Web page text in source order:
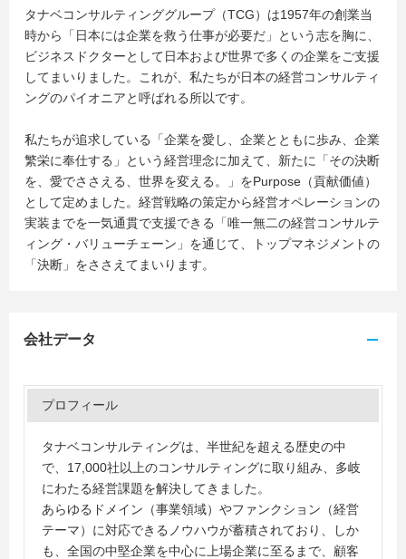
タナベコンサルティンググループ（TCG）は1957年の創業当
時から「日本には企業を救う仕事が必要だ」という志を胸に、
ビジネスドクターとして日本および世界で多くの企業をご支援
してまいりました。これが、私たちが日本の経営コンサルティ
ングのパイオニアと呼ばれる所以です。
私たちが追求している「企業を愛し、企業とともに歩み、企業
繁栄に奉仕する」という経営理念に加えて、新たに「その決断
を、愛でささえる、世界を変える。」をPurpose（貢献価値）
として定めました。経営戦略の策定から経営オペレーションの
実装までを一気通貫で支援できる「唯一無二の経営コンサルテ
ィング・バリューチェーン」を通じて、トップマネジメントの
「決断」をささえてまいります。
会社データ
プロフィール
タナベコンサルティングは、半世紀を超える歴史の中
で、17,000社以上のコンサルティングに取り組み、多岐
にわたる経営課題を解決してきました。
あらゆるドメイン（事業領域）やファンクション（経営
テーマ）に対応できるノウハウが蓄積されており、しか
も、全国の中堅企業を中心に上場企業に至るまで、顧客